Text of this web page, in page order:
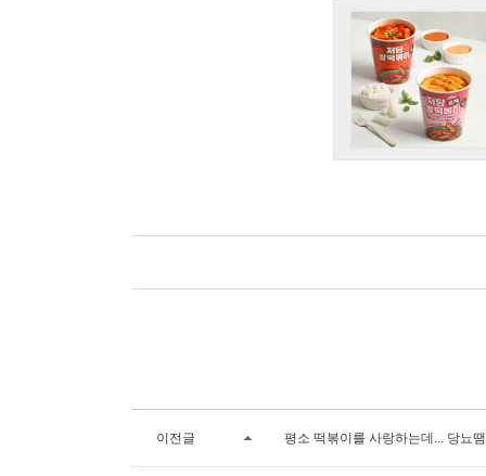
이전글 평소 떡볶이를 사랑하는데... 당뇨땜